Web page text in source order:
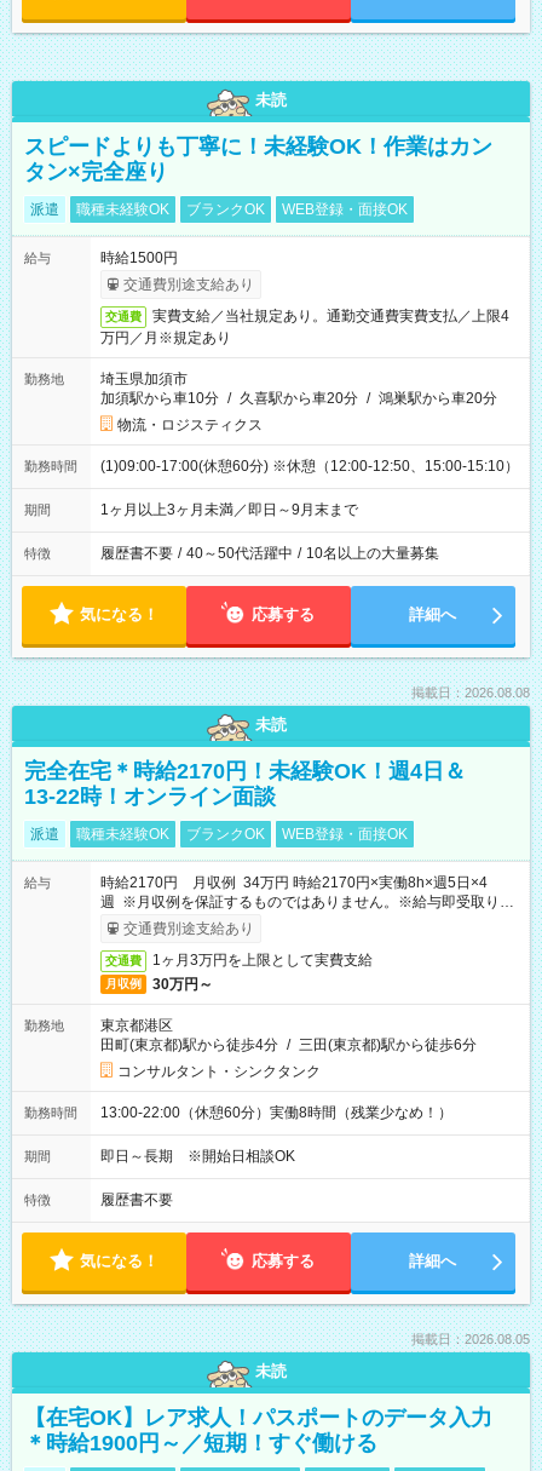
未読
スピードよりも丁寧に！未経験OK！作業はカン
タン×完全座り
派遣 職種未経験OK ブランクOK WEB登録・面接OK
給与
時給1500円
交通費別途支給あり
交通費
実費支給／当社規定あり。通勤交通費実費支払／上限4
万円／月※規定あり
勤務地
埼玉県加須市
加須駅から車10分 / 久喜駅から車20分 / 鴻巣駅から車20分
物流・ロジスティクス
勤務時間 (1)09:00-17:00(休憩60分) ※休憩（12:00-12:50、15:00-15:10）
期間 1ヶ月以上3ヶ月未満／即日～9月末まで
特徴 履歴書不要 / 40～50代活躍中 / 10名以上の大量募集
気になる！ 応募する 詳細へ
掲載日：2026.08.08
未読
完全在宅＊時給2170円！未経験OK！週4日＆
13-22時！オンライン面談
派遣 職種未経験OK ブランクOK WEB登録・面接OK
給与
時給2170円 月収例 34万円 時給2170円×実働8h×週5日×4
週 ※月収例を保証するものではありません。※給与即受取りサ
ービス利用可（利用条件有）
交通費別途支給あり
交通費 1ヶ月3万円を上限として実費支給
月収例 30万円～
勤務地
東京都港区
田町(東京都)駅から徒歩4分 / 三田(東京都)駅から徒歩6分
コンサルタント・シンクタンク
勤務時間 13:00-22:00（休憩60分）実働8時間（残業少なめ！）
期間 即日～長期 ※開始日相談OK
特徴 履歴書不要
気になる！ 応募する 詳細へ
掲載日：2026.08.05
未読
【在宅OK】レア求人！パスポートのデータ入力
＊時給1900円～／短期！すぐ働ける